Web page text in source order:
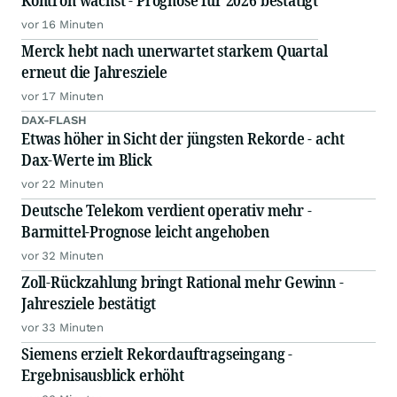
vor 16 Minuten
Merck hebt nach unerwartet starkem Quartal
erneut die Jahresziele
vor 17 Minuten
DAX-FLASH
Etwas höher in Sicht der jüngsten Rekorde - acht
Dax-Werte im Blick
vor 22 Minuten
Deutsche Telekom verdient operativ mehr -
Barmittel-Prognose leicht angehoben
vor 32 Minuten
Zoll-Rückzahlung bringt Rational mehr Gewinn -
Jahresziele bestätigt
vor 33 Minuten
Siemens erzielt Rekordauftragseingang -
Ergebnisausblick erhöht